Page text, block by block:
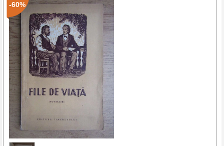
-60%